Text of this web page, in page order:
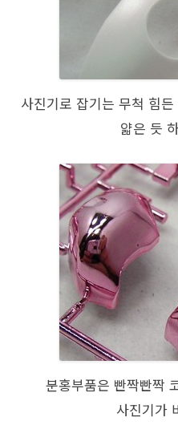
사진기로 잡기는 무척 힘
얇은 듯
분홍부품은 빤짝빤짝
사진기가